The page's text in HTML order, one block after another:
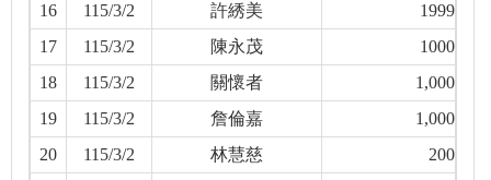
16
115/3/2 許綉美
1999
17
115/3/2 陳永茂
1000
18
115/3/2 關懷者
1,000
19
115/3/2 詹倫嘉
1,000
20
115/3/2 林慧慈
200